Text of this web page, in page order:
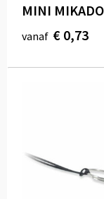
MINI
vanaf € 0,73